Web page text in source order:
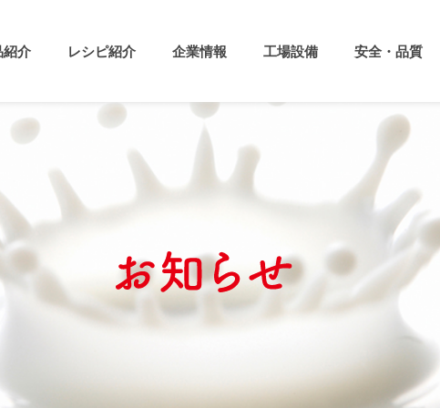
紹介 レシピ紹介 企業情報 工場設備 安全・品質